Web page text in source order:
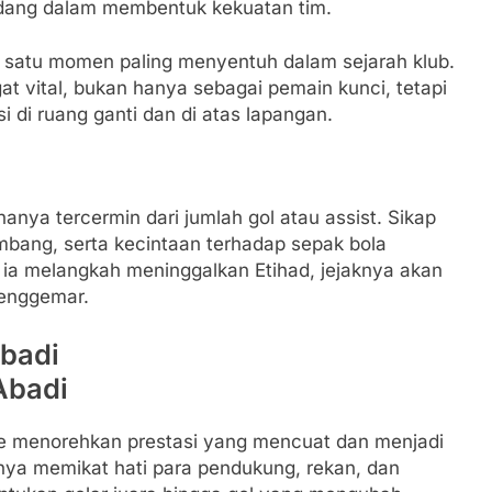
dalam membentuk kekuatan tim.
momen paling menyentuh dalam sejarah klub.
vital, bukan hanya sebagai pemain kunci, tetapi
di ruang ganti dan di atas lapangan.
tercermin dari jumlah gol atau assist. Sikap
serta kecintaan terhadap sepak bola
melangkah meninggalkan Etihad, jejaknya akan
menorehkan prestasi yang mencuat dan menjadi
memikat hati para pendukung, rekan, dan